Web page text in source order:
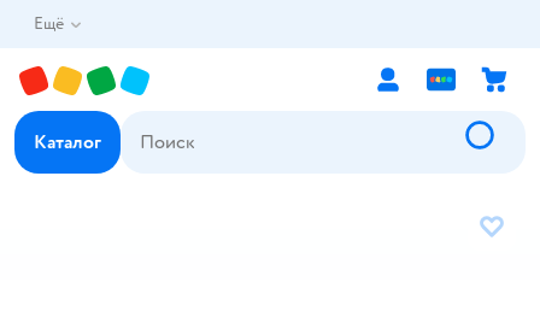
Ещё
Каталог
В